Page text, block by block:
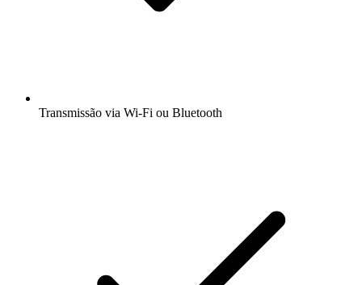
Transmissão via Wi-Fi ou Bluetooth